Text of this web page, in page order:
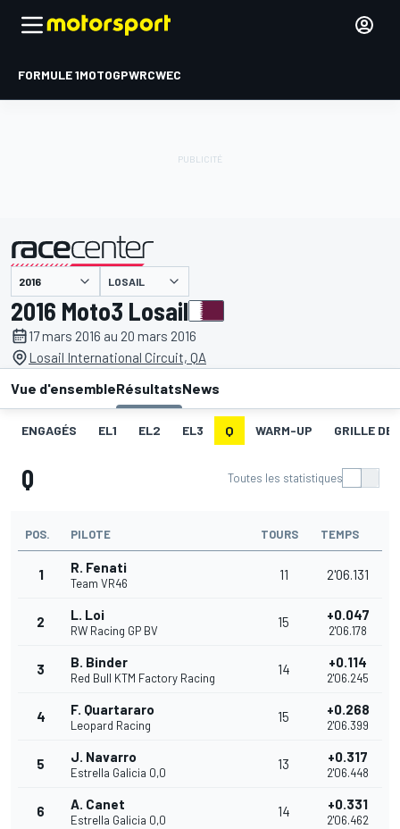
FORMULE 1MOTOGPWRCWEC
présenté par LOSAIL
2016 Moto3 Losail
17 mars 2016 au 20 mars 2016
Losail International Circuit, QA
Vue d'ensembleRésultatsNews
ENGAGÉS EL1 EL2 EL3 Q WARM-UP GRILLE DE
Q Toutes les statistiques
POS. PILOTE TOURS TEMPS
1 R. Fenati
Team VR46
11 2'06.131
2 L. Loi
RW Racing GP BV
15 +0.047
2'06.178
3 B. Binder
Red Bull KTM Factory Racing
14 +0.114
2'06.245
4 F. Quartararo
Leopard Racing
15 +0.268
2'06.399
5 J. Navarro
Estrella Galicia 0,0
13 +0.317
2'06.448
6 A. Canet
Estrella Galicia 0,0
14 +0.331
2'06.462